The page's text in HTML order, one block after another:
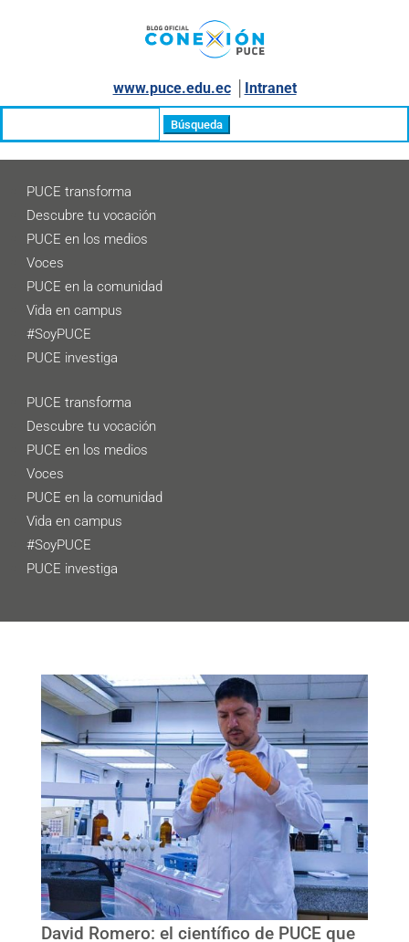
www.puce.edu.ec│ Intranet
PUCE transforma
Descubre tu vocación
PUCE en los medios
Voces
PUCE en la comunidad
Vida en campus
#SoyPUCE
PUCE investiga
PUCE transforma
Descubre tu vocación
PUCE en los medios
Voces
PUCE en la comunidad
Vida en campus
#SoyPUCE
PUCE investiga
David Romero: el científico de PUCE que